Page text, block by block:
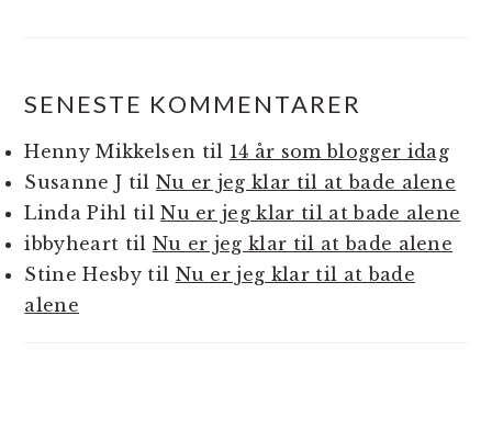
SENESTE KOMMENTARER
Henny Mikkelsen til 14 år som blogger idag
Susanne J til Nu er jeg klar til at bade alene
Linda Pihl tilNu er jeg klar til at bade alene
ibbyheart til Nu er jeg klar til at bade alene
Stine Hesbytil Nu er jeg klar til at bade
alene